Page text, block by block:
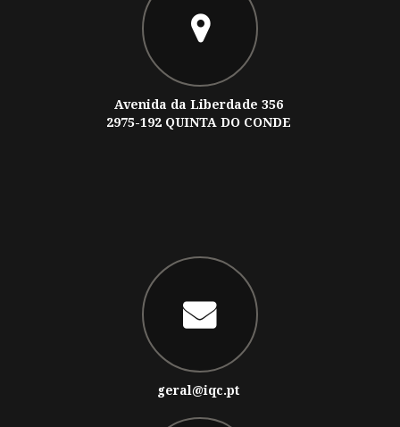
Avenida da Liberdade 356
2975-192 QUINTA DO CONDE
geral@iqc.pt